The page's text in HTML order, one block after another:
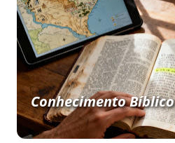
Conhecimento Bíblico